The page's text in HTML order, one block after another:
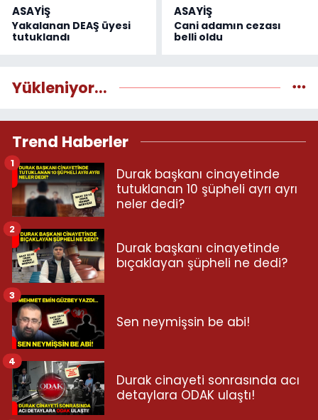
ASAYİŞ
Yakalanan DEAŞ üyesi
tutuklandı
ASAYİŞ
Cani adamın cezası
belli oldu
Yükleniyor...
Trend Haberler
Durak başkanı cinayetinde
tutuklanan 10 şüpheli ayrı ayrı
neler dedi?
1
Durak başkanı cinayetinde
bıçaklayan şüpheli ne dedi?
2
Sen neymişsin be abi!
3
Durak cinayeti sonrasında acı
detaylara ODAK ulaştı!
4